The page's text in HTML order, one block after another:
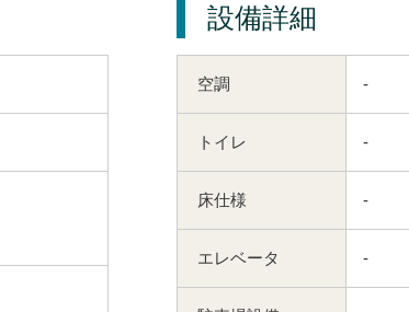
設備詳細
空調 -
トイレ -
床仕様 -
エレベータ -